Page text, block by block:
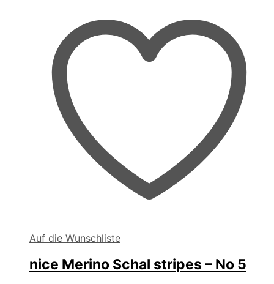
Auf die Wunschliste
nice Merino Schal stripes – No 5